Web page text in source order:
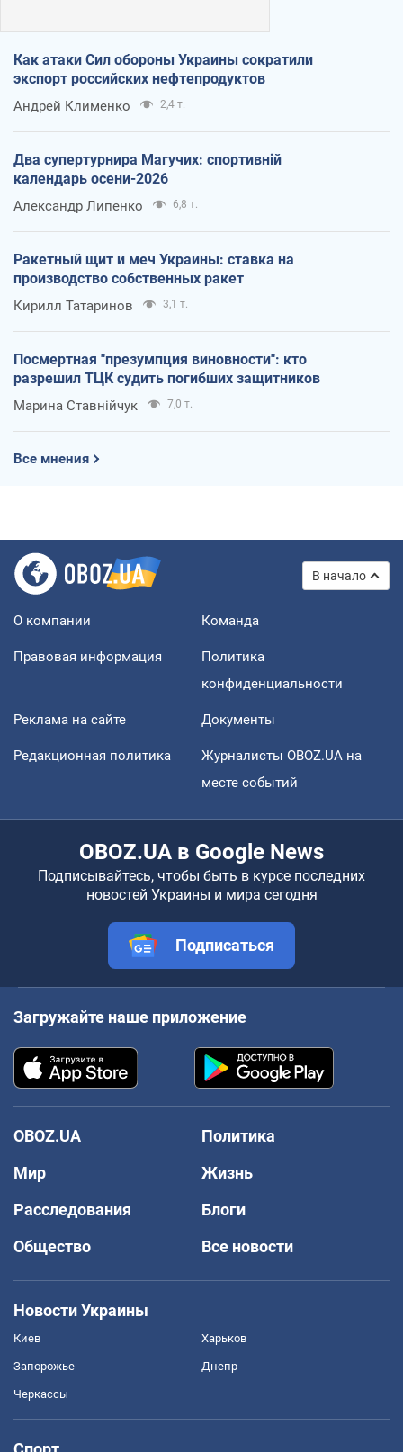
Как атаки Сил обороны Украины сократили
экспорт российских нефтепродуктов
Андрей Клименко 2,4 т.
Два супертурнира Магучих: спортивній
календарь осени-2026
Александр Липенко 6,8 т.
Ракетный щит и меч Украины: ставка на
производство собственных ракет
Кирилл Татаринов 3,1 т.
Посмертная "презумпция виновности": кто
разрешил ТЦК судить погибших защитников
Марина Ставнійчук 7,0 т.
Все мнения
В начало
О компании Команда
Правовая информация
Политика
конфиденциальности
Реклама на сайте Документы
Редакционная политика
Журналисты OBOZ.UA на
месте событий
OBOZ.UA в Google News
Подписывайтесь, чтобы быть в курсе последних
новостей Украины и мира сегодня
Подписаться
Загружайте наше приложение
OBOZ.UA
Политика
Мир
Жизнь
Расследования
Блоги
Общество
Все новости
Новости Украины
Киев Харьков
Запорожье Днепр
Черкассы